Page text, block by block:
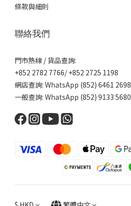
條款與細則
聯絡我們
門市熱線 / 貨品查詢:
+852 2782 7766/ +852 2725 1198
網店查詢: WhatsApp (852) 6461 2698
一般查詢: WhatsApp (852) 9133 5680